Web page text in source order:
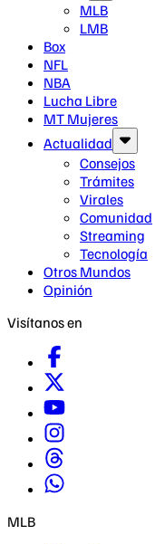
MLB
LMB
Box
NFL
NBA
Lucha Libre
MT Mujeres
Actualidad
Consejos
Trámites
Virales
Comunidad
Streaming
Tecnología
Otros Mundos
Opinión
Visítanos en
MLB